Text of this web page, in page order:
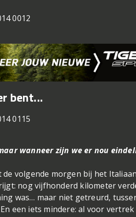
bent...
wanneer zijn we er nou
volgende morgen bij het
nog vijfhonderd kilometer
was… maar niet getreurd,
een iets mindere: al voor